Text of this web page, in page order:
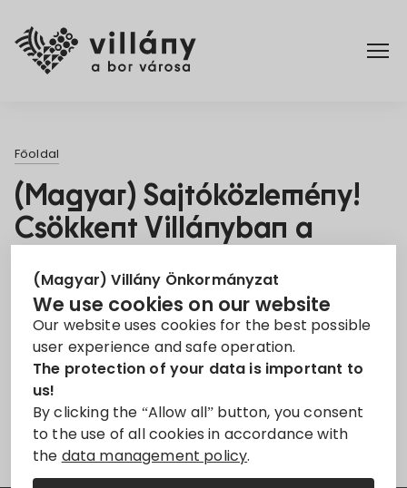
(Magyar) Villány Önkormányzat
We use cookies on our website
Our website uses cookies for the best possible
user experience and safe operation.
The protection of your data is important to
us!
By clicking the “Allow all” button, you consent
to the use of all cookies in accordance with
the data management policy.
Rendelettár
Turizmus
Főoldal
(Magyar) Sajtóközlemény!
Csökkent Villányban a
kialakulásának veszélye
5. Jan 2022
Pályázat Projekt Vízelvezetés
Sorry, this entry is only available inMagyar.